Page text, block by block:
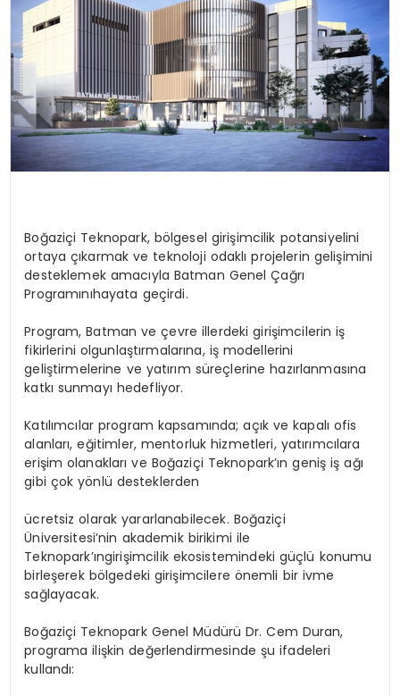
Boğaziçi Teknopark, bölgesel girişimcilik potansiyelini
ortaya çıkarmak ve teknoloji odaklı projelerin gelişimini
desteklemek amacıyla Batman Genel Çağrı
Programınıhayata geçirdi.
Program, Batman ve çevre illerdeki girişimcilerin iş
fikirlerini olgunlaştırmalarına, iş modellerini
geliştirmelerine ve yatırım süreçlerine hazırlanmasına
katkı sunmayı hedefliyor.
Katılımcılar program kapsamında; açık ve kapalı ofis
alanları, eğitimler, mentorluk hizmetleri, yatırımcılara
erişim olanakları ve Boğaziçi Teknopark’ın geniş iş ağı
gibi çok yönlü desteklerden
ücretsiz olarak yararlanabilecek. Boğaziçi
Üniversitesi’nin akademik birikimi ile
Teknopark’ıngirişimcilik ekosistemindeki güçlü konumu
birleşerek bölgedeki girişimcilere önemli bir ivme
sağlayacak.
Boğaziçi Teknopark Genel Müdürü Dr. Cem Duran,
programa ilişkin değerlendirmesinde şu ifadeleri
kullandı: